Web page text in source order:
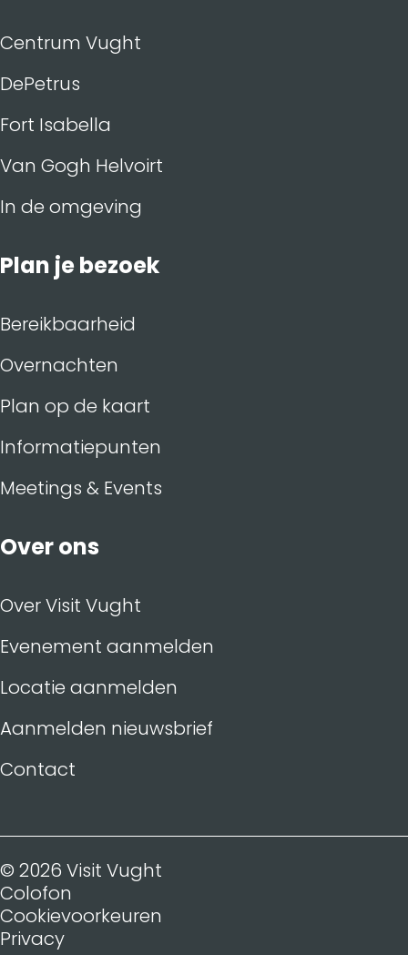
Centrum Vught
DePetrus
Fort Isabella
Van Gogh Helvoirt
In de omgeving
Plan je bezoek
Bereikbaarheid
Overnachten
Plan op de kaart
Informatiepunten
Meetings & Events
Over ons
Over Visit Vught
Evenement aanmelden
Locatie aanmelden
Aanmelden nieuwsbrief
Contact
© 2026 Visit Vught
Colofon
Cookievoorkeuren
Privacy